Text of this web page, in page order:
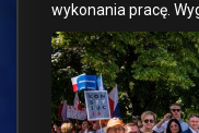
wykonania pracę.